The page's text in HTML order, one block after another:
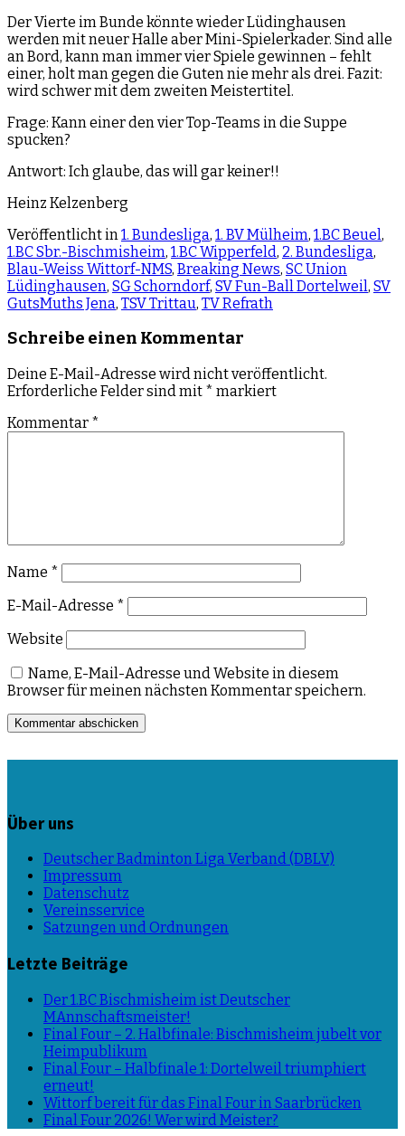
Der Vierte im Bunde könnte wieder Lüdinghausen
werden mit neuer Halle aber Mini-Spielerkader. Sind alle
an Bord, kann man immer vier Spiele gewinnen – fehlt
einer, holt man gegen die Guten nie mehr als drei. Fazit:
wird schwer mit dem zweiten Meistertitel.
Frage: Kann einer den vier Top-Teams in die Suppe
spucken?
Antwort: Ich glaube, das will gar keiner!!
Heinz Kelzenberg
Veröffentlicht in 1. Bundesliga, 1. BV Mülheim, 1.BC Beuel,
1.BC Sbr.-Bischmisheim, 1.BC Wipperfeld, 2. Bundesliga,
Blau-Weiss Wittorf-NMS, Breaking News, SC Union
Lüdinghausen, SG Schorndorf, SV Fun-Ball Dortelweil, SV
GutsMuths Jena, TSV Trittau, TV Refrath
Schreibe einen Kommentar
Deine E-Mail-Adresse wird nicht veröffentlicht.
Erforderliche Felder sind mit * markiert
Kommentar *
Name *
E-Mail-Adresse *
Website
Name, E-Mail-Adresse und Website in diesem
Browser für meinen nächsten Kommentar speichern.
Über uns
Deutscher Badminton Liga Verband (DBLV)
Impressum
Datenschutz
Vereinsservice
Satzungen und Ordnungen
Letzte Beiträge
Der 1.BC Bischmisheim ist Deutscher
MAnnschaftsmeister!
Final Four – 2. Halbfinale: Bischmisheim jubelt vor
Heimpublikum
Final Four – Halbfinale 1: Dortelweil triumphiert
erneut!
Wittorf bereit für das Final Four in Saarbrücken
Final Four 2026! Wer wird Meister?